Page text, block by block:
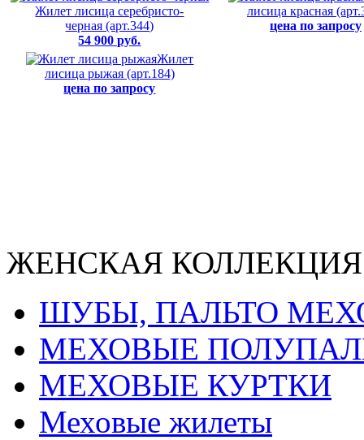
Жилет лисица серебристо-
черная (арт.344)
54 900 руб.
лисица красная
цена по запросу
Жилет
лисица рыжая (арт.184)
цена по запросу
ЖЕНСКАЯ КОЛЛЕКЦИЯ
ШУБЫ, ПАЛЬТО
МЕХОВЫЕ
МЕХОВЫЕ КУРТКИ
Меховые жилеты